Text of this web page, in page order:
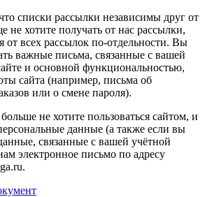
списки рассылки независимы друг от
не хотите получать от нас рассылки,
от всех рассылок по-отдельности. Вы
важные письма, связанные с вашей
и основной функциональностью,
сайта (например, письма об
или о смене пароля).
не хотите пользоваться сайтом, и
данные (а также если вы
связанные с вашей учётной
электронное письмо по адресу